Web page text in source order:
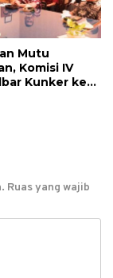
Mutu
Komisi IV
Kunker ke
Ruas yang wajib